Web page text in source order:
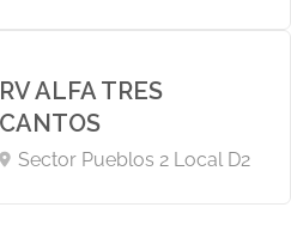
CANTOS
Sector Pueblos 2 Local D2